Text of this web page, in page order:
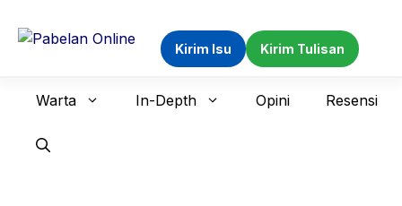
Kirim Isu Kirim Tulisan
Warta In-Depth Opini Resensi